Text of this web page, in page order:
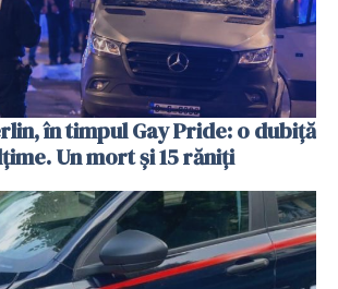
în timpul Gay Pride: o dubiță
Un mort și 15 răniți